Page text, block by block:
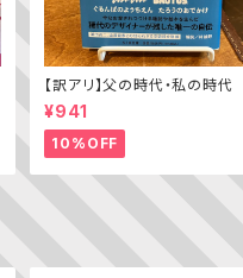
【訳アリ】父の時代・私の時
わがエディトリアル・デザイン史
¥941
10%OFF